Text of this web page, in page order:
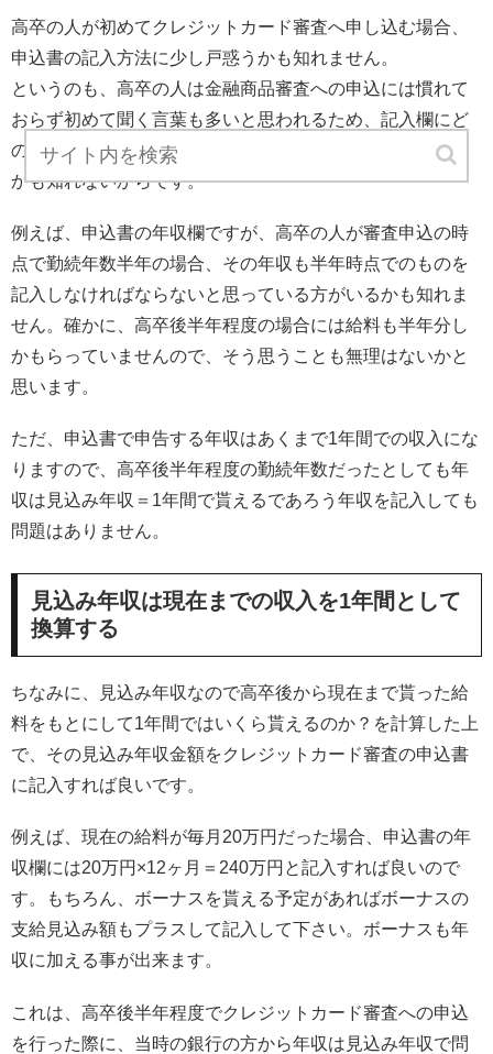
高卒の人が初めてクレジットカード審査へ申し込む場合、
申込書の記入方法に少し戸惑うかも知れません。
というのも、高卒の人は金融商品審査への申込には慣れて
おらず初めて聞く言葉も多いと思われるため、記入欄にど
のような内容を書けば良いのか？が分からない箇所がある
かも知れないからです。
例えば、申込書の年収欄ですが、高卒の人が審査申込の時
点で勤続年数半年の場合、その年収も半年時点でのものを
記入しなければならないと思っている方がいるかも知れま
せん。確かに、高卒後半年程度の場合には給料も半年分し
かもらっていませんので、そう思うことも無理はないかと
思います。
ただ、申込書で申告する年収はあくまで1年間での収入にな
りますので、高卒後半年程度の勤続年数だったとしても年
収は見込み年収＝1年間で貰えるであろう年収を記入しても
問題はありません。
見込み年収は現在までの収入を1年間として
換算する
ちなみに、見込み年収なので高卒後から現在まで貰った給
料をもとにして1年間ではいくら貰えるのか？を計算した上
で、その見込み年収金額をクレジットカード審査の申込書
に記入すれば良いです。
例えば、現在の給料が毎月20万円だった場合、申込書の年
収欄には20万円×12ヶ月＝240万円と記入すれば良いので
す。もちろん、ボーナスを貰える予定があればボーナスの
支給見込み額もプラスして記入して下さい。ボーナスも年
収に加える事が出来ます。
これは、高卒後半年程度でクレジットカード審査への申込
を行った際に、当時の銀行の方から年収は見込み年収で問